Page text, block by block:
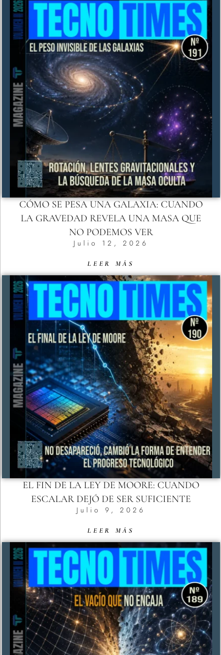
CÓMO SE PESA UNA GALAXIA: CUANDO
LA GRAVEDAD REVELA UNA MASA QUE
NO PODEMOS VER
Julio 12, 2026
LEER MÁS
EL FIN DE LA LEY DE MOORE: CUANDO
ESCALAR DEJÓ DE SER SUFICIENTE
Julio 9, 2026
LEER MÁS